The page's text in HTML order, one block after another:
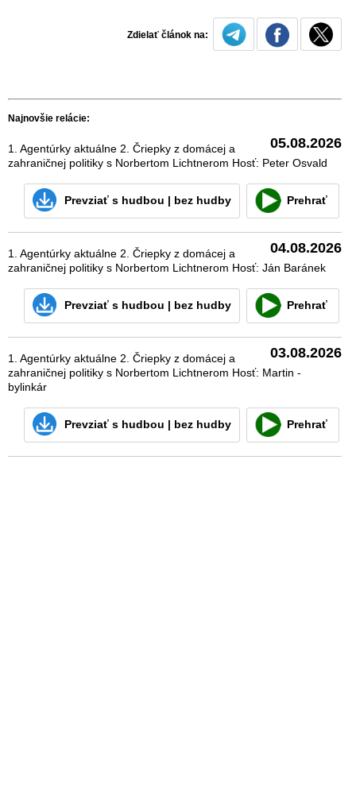
Zdielať článok na:
Najnovšie relácie:
05.08.2026
1. Agentúrky aktuálne 2. Čriepky z domácej a
zahraničnej politiky s Norbertom Lichtnerom Hosť: Peter Osvald
Prevziať s hudbou | bez hudby Prehrať
04.08.2026
1. Agentúrky aktuálne 2. Čriepky z domácej a
zahraničnej politiky s Norbertom Lichtnerom Hosť: Ján Baránek
Prevziať s hudbou | bez hudby Prehrať
03.08.2026
1. Agentúrky aktuálne 2. Čriepky z domácej a
zahraničnej politiky s Norbertom Lichtnerom Hosť: Martin -
bylinkár
Prevziať s hudbou | bez hudby Prehrať